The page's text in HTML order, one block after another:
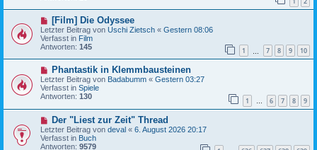
g
r
B
e
i
t
r
g
N
e
u
e
r
B
i
t
r
g
[Film] Die Odyssee
Letzter Beitrag von Uschi Zietsch « Gestern 08:06
Verfasst in Film
Antworten: 145 1 7 8 9 10
N
e
u
e
B
i
t
r
Phantastik in Klemmbausteinen
Letzter Beitrag von Badabumm « Gestern 03:27
Verfasst in Spiele
Antworten: 130 1 … 6 7 8 9
N
e
u
e
Der "Liest zur Zeit" Thread
Letzter Beitrag von deval « 6. August 2026 20:17
Verfasst in Buch
Antworten: 9579